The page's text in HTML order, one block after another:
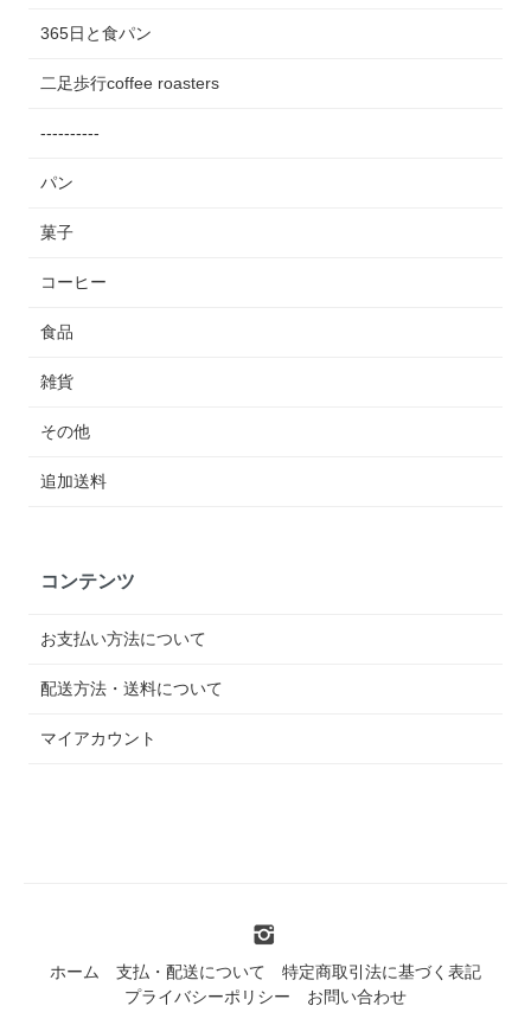
365日と食パン
二足歩行coffee roasters
----------
パン
菓子
コーヒー
食品
雑貨
その他
追加送料
コンテンツ
お支払い方法について
配送方法・送料について
マイアカウント
ホーム 支払・配送について
特定商取引法に基づく表記
プライバシーポリシー
お問い合わせ